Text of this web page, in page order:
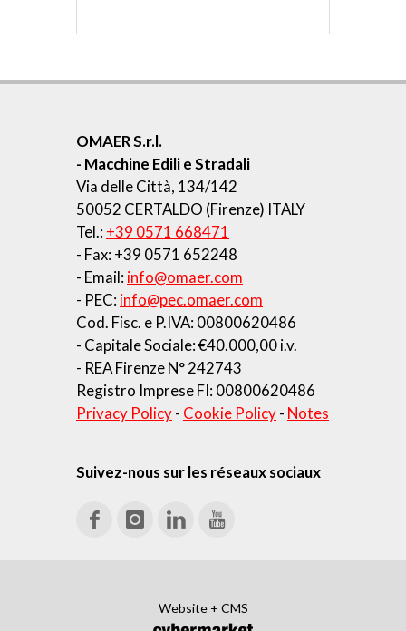
OMAER S.r.l.
- Macchine Edili e Stradali
Via delle Città, 134/142
50052 CERTALDO (Firenze) ITALY
Tel.: +39 0571 668471
- Fax: +39 0571 652248
- Email: info@omaer.com
- PEC: info@pec.omaer.com
Cod. Fisc. e P.IVA: 00800620486
- Capitale Sociale: €40.000,00 i.v.
- REA Firenze N° 242743
Registro Imprese FI: 00800620486
Privacy Policy- Cookie Policy- Notes
Suivez-nous sur les réseaux sociaux
Website + CMS